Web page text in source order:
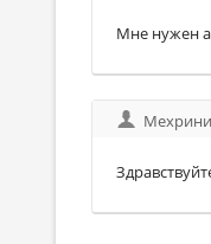
Мне нужен